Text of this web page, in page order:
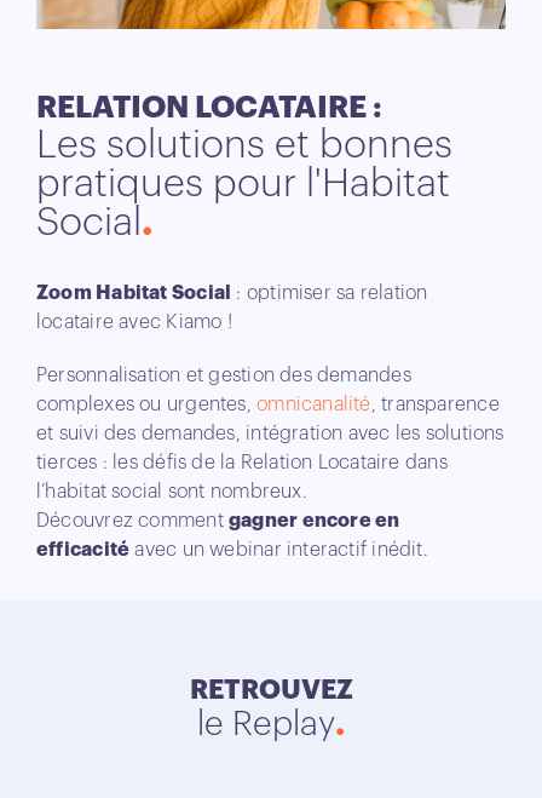
RELATION LOCATAIRE :
Les solutions et bonnes
pratiques pour l'Habitat
Social
Zoom Habitat Social
: optimiser sa relation
locataire avec Kiamo !
Personnalisation et gestion des demandes
complexes ou urgentes,omnicanalité , transparence
et suivi des demandes, intégration avec les solutions
tierces : les défis de la Relation Locataire dans
l’habitat social sont nombreux.
Découvrez comment gagner encore en
efficacité avec un webinar interactif inédit.
RETROUVEZ
le Replay